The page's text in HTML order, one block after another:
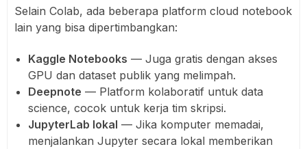
Selain Colab, ada beberapa platform cloud notebook
lain yang bisa dipertimbangkan:
Kaggle Notebooks — Juga gratis dengan akses
GPU dan dataset publik yang melimpah.
Deepnote — Platform kolaboratif untuk data
science, cocok untuk kerja tim skripsi.
JupyterLab lokal — Jika komputer memadai,
menjalankan Jupyter secara lokal memberikan